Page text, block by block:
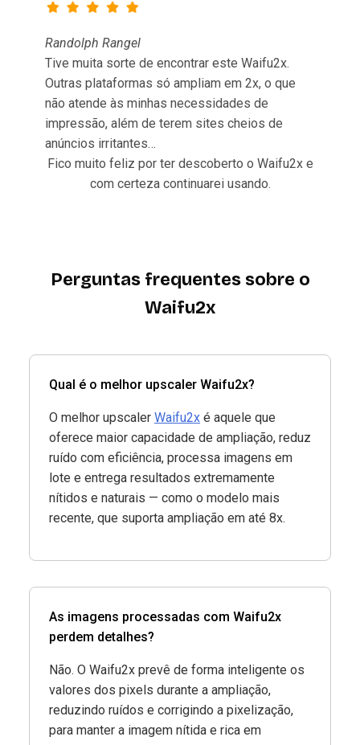
Randolph Rangel
Tive muita sorte de encontrar este Waifu2x.
Outras plataformas só ampliam em 2x, o que
não atende às minhas necessidades de
impressão, além de terem sites cheios de
anúncios irritantes…
Fico muito feliz por ter descoberto o Waifu2x e
com certeza continuarei usando.
Perguntas frequentes sobre o
Waifu2x
Qual é o melhor upscaler Waifu2x?
O melhor upscaler Waifu2x é aquele que
oferece maior capacidade de ampliação, reduz
ruído com eficiência, processa imagens em
lote e entrega resultados extremamente
nítidos e naturais — como o modelo mais
recente, que suporta ampliação em até 8x.
As imagens processadas com Waifu2x
perdem detalhes?
Não. O Waifu2x prevê de forma inteligente os
valores dos pixels durante a ampliação,
reduzindo ruídos e corrigindo a pixelização,
para manter a imagem nítida e rica em